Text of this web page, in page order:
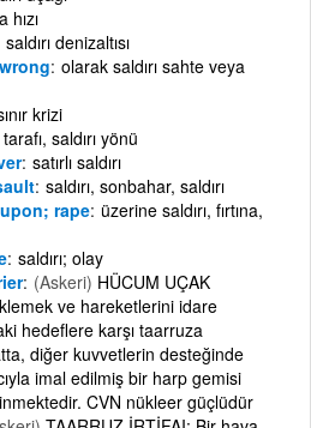
hızı
saldırı denizaltısı
olarak saldırı sahte veya
krizi
tarafı, saldırı yönü
satırlı saldırı
saldırı, sonbahar, saldırı
rape üzerine saldırı, fırtına,
saldırı; olay
(Askeri) HÜCUM UÇAK
ve hareketlerini idare
hedeflere karşı taarruza
diğer kuvvetlerin desteğinde
imal edilmiş bir harp gemisi
CVN nükleer güçlüdür